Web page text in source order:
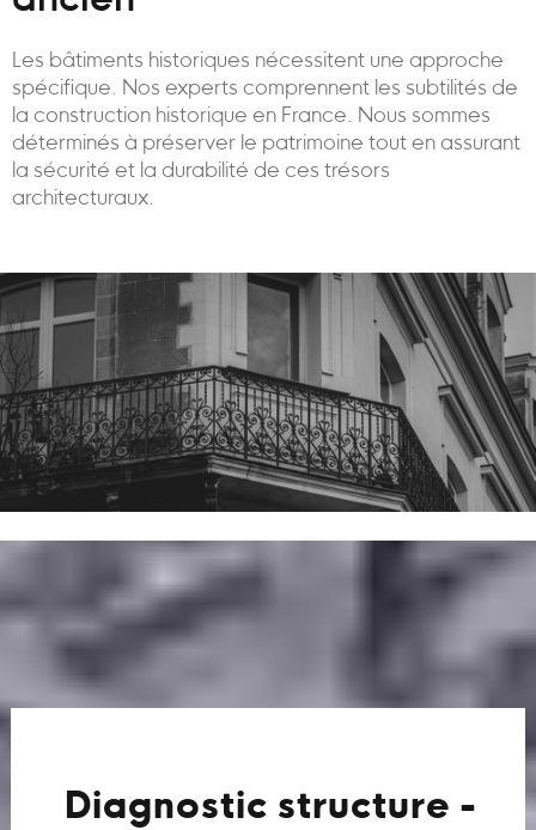
Les bâtiments historiques nécessitent une approche
spécifique. Nos experts comprennent les subtilités de
la construction historique en France. Nous sommes
déterminés à préserver le patrimoine tout en assurant
la sécurité et la durabilité de ces trésors
architecturaux.
Diagnostic structure -